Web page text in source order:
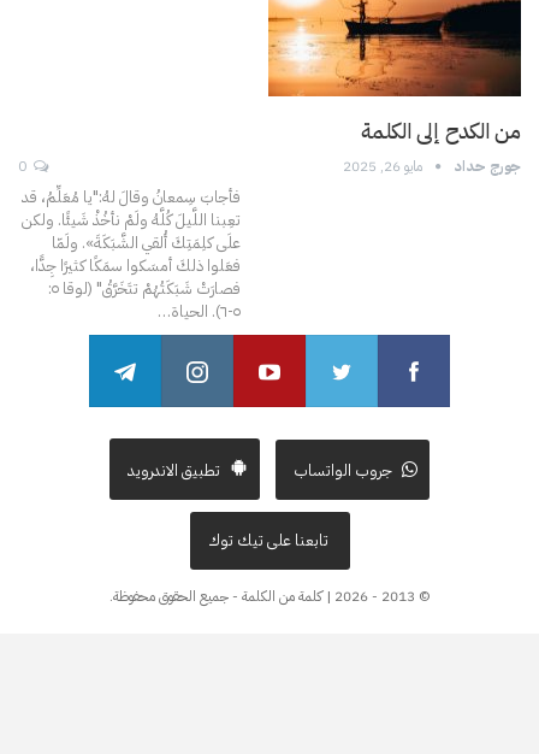
من الكدح إلى الكلمة
جورج حداد مايو 26, 2025
فأجابَ سِمعانُ وقالَ لهُ:"يا مُعَلِّمُ، قد
تعِبنا اللَّيلَ كُلَّهُ ولَمْ نأخُذْ شَيئًا. ولكن
علَى كلِمَتِكَ أُلقي الشَّبَكَةَ». ولَمّا
فعَلوا ذلكَ أمسَكوا سمَكًا كثيرًا جِدًّا،
فصارَتْ شَبَكَتُهُمْ تتَخَرَّقُ" (لوقا ٥:
٥-٦).
الحياة…
جروب الواتساب تطبيق الاندرويد
تابعنا على تيك توك
© 2013 - 2026 | كلمة من الكلمة - جميع الحقوق محفوظة.